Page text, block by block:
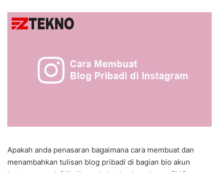
Apakah anda penasaran bagaimana cara membuat dan
menambahkan tulisan blog pribadi di bagian bio akun